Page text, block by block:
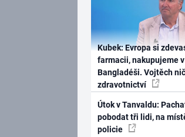
Kubek: Evropa si
farmacii, nakupujeme v
Bangladéši. Vojtěch
zdravotnictví
Útok v Tanvaldu:
pobodat tři lidi, na
policie